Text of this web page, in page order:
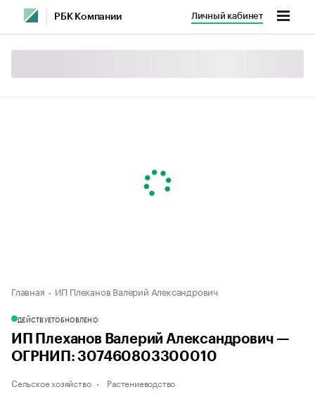
РБК Компании Личный кабинет
Главная ИП Плеханов Валерий Александрович
ДЕЙСТВУЕТОБНОВЛЕНО
ИП Плеханов Валерий Александрович —
ОГРНИП: 307460803300010
Сельское хозяйство Растениеводство